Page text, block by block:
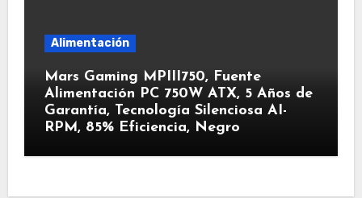
Alimentación
Mars Gaming MPIII750, Fuente
Alimentación PC 750W ATX, 5 Años de
Garantía, Tecnología Silenciosa AI-
RPM, 85% Eficiencia, Negro